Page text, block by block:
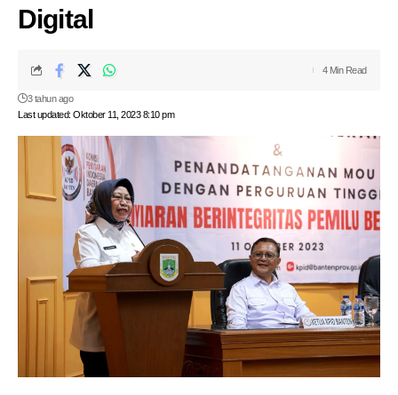
Digital
Last updated: Oktober 11, 2023 8:10 pm
3 tahun ago
4 Min Read